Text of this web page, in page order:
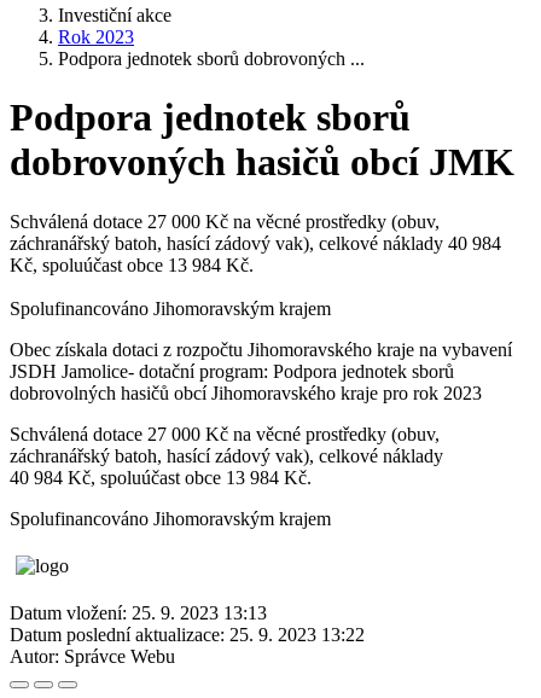
Investiční akce
Rok 2023
Podpora jednotek sborů dobrovoných ...
Podpora jednotek sborů
dobrovoných hasičů obcí JMK
Schválená dotace 27 000 Kč na věcné prostředky (obuv,
záchranářský batoh, hasící zádový vak), celkové náklady 40 984
Kč, spoluúčast obce 13 984 Kč.
Spolufinancováno Jihomoravským krajem
Obec získala dotaci z rozpočtu Jihomoravského kraje na vybavení
JSDH Jamolice- dotační program: Podpora jednotek sborů
dobrovolných hasičů obcí Jihomoravského kraje pro rok 2023
Schválená dotace 27 000 Kč na věcné prostředky (obuv,
záchranářský batoh, hasící zádový vak), celkové náklady
40 984 Kč, spoluúčast obce 13 984 Kč.
Spolufinancováno Jihomoravským krajem
Datum vložení: 25. 9. 2023 13:13
Datum poslední aktualizace: 25. 9. 2023 13:22
Autor: Správce Webu